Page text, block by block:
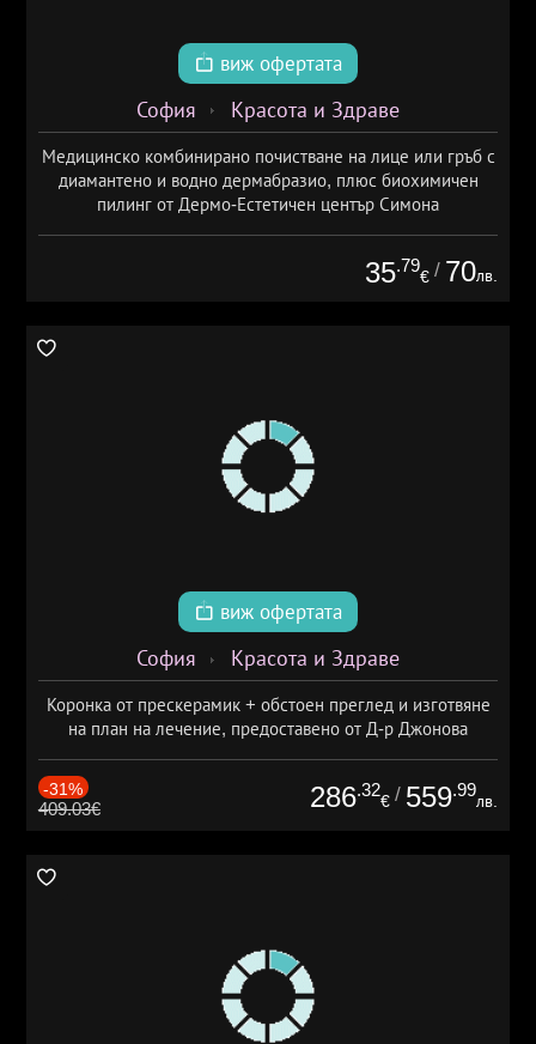
виж офертата
София Красота и Здраве
Медицинско комбинирано почистване на лице или гръб с
диамантено и водно дермабразио, плюс биохимичен
пилинг от Дермо-Естетичен център Симона
35.79
€ / 70лв.
виж офертата
София Красота и Здраве
Коронка от прескерамик + обстоен преглед и изготвяне
на план на лечение, предоставено от Д-р Джонова
-31%
409.03€ 286.32
€ / 559.99
лв.